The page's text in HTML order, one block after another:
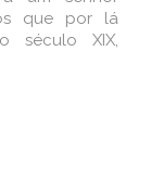
que por lá
século XIX,